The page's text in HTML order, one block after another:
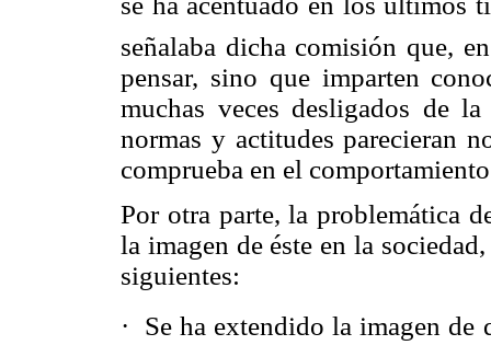
señalaba dicha comisión que,
pensar, sino que imparten
muchas veces desligados de
normas y actitudes parecieran
comprueba en el
Por otra parte, la problemática
la imagen de éste en la
siguientes:
· Se ha extendido la imagen